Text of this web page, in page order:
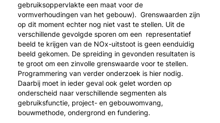
gebruiksoppervlakte een maat voor de
vormverhoudingen van het gebouw). Grenswaarden zijn
op dit moment echter nog niet vast te stellen. Uit de
verschillende gevolgde sporen om een representatief
beeld te krijgen van de NOx-uitstoot is geen eenduidig
beeld gekomen. De spreiding in gevonden resultaten is
te groot om een zinvolle grenswaarde voor te stellen.
Programmering van verder onderzoek is hier nodig.
Daarbij moet in ieder geval ook gelet worden op
onderscheid naar verschillende segmenten als
gebruiksfunctie, project- en gebouwomvang,
bouwmethode, ondergrond en fundering.